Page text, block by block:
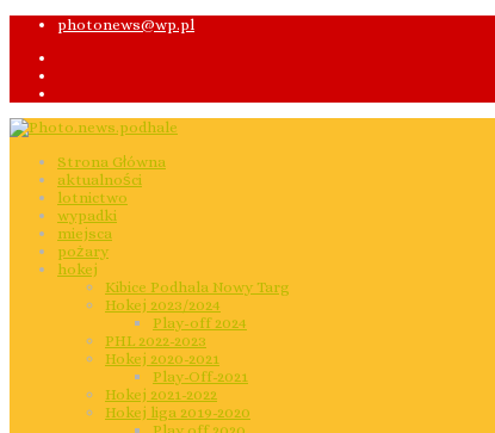
photonews@wp.pl
Strona Główna
aktualności
lotnictwo
wypadki
miejsca
pożary
hokej
Kibice Podhala Nowy Targ
Hokej 2023/2024
Play-off 2024
PHL 2022-2023
Hokej 2020-2021
Play-Off-2021
Hokej 2021-2022
Hokej liga 2019-2020